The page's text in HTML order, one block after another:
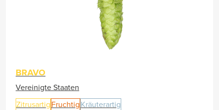
BRAVO
Vereinigte Staaten
Zitrusartig Fruchtig Kräuterartig